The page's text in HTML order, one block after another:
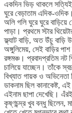
একদিন ভিড় থাকলে
ঘুরে বেড়াতাম এদিক-
অলি গলি ঘুরে ঘুরে বাড়িয়ে
পাড়া। প্রথমে স্টার
ফ্ল্যাট বাড়ি, অত উঁচু বাড়ি
অঙ্গুলিমেয়, সেই বাড়ির
রঙ্গমঞ্চ। প্রবাদপ্রতিম নট
চালিয়ে যাচ্ছেন। তাঁকে
বিখ্যাত গায়ক ও অভিনেতা
ডাকনাম ছিল কানাকেষ্ট,
এইনাম ছাপা দেখেছি।
কৃষ্ণচন্দ্র খুব বন্ধু ছিলেন,